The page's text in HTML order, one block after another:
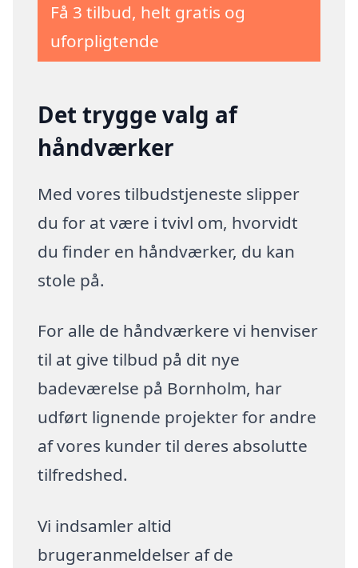
Få 3 tilbud, helt gratis og
uforpligtende
Det trygge valg af
håndværker
Med vores tilbudstjeneste slipper
du for at være i tvivl om, hvorvidt
du finder en håndværker, du kan
stole på.
For alle de håndværkere vi henviser
til at give tilbud på dit nye
badeværelse på Bornholm, har
udført lignende projekter for andre
af vores kunder til deres absolutte
tilfredshed.
Vi indsamler altid
brugeranmeldelser af de